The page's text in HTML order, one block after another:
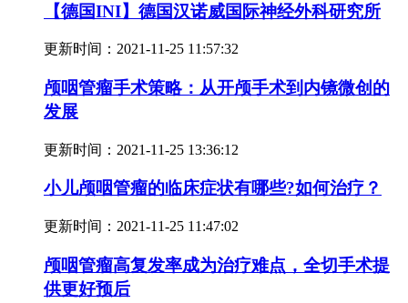
【德国INI】德国汉诺威国际神经外科研究所
更新时间： 2021-11-25 11:57:32
颅咽管瘤手术策略：从开颅手术到内镜微创的
发展
更新时间： 2021-11-25 13:36:12
小儿颅咽管瘤的临床症状有哪些?如何治疗？
更新时间： 2021-11-25 11:47:02
颅咽管瘤高复发率成为治疗难点，全切手术提
供更好预后